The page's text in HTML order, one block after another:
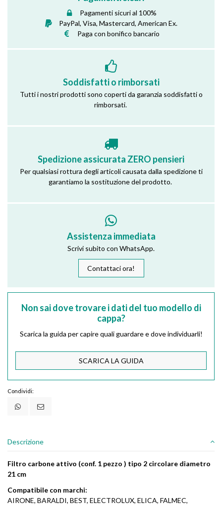
Pagamenti sicuri al 100%
PayPal, Visa, Mastercard, American Ex.
Paga con bonifico bancario
Soddisfatti o rimborsati
Tutti i nostri prodotti sono coperti da garanzia soddisfatti o
rimborsati.
Spedizione assicurata ZERO pensieri
Per qualsiasi rottura degli articoli causata dalla spedizione ti
garantiamo la sostituzione del prodotto.
Assistenza immediata
Scrivi subito con WhatsApp.
Contattaci ora!
Non sai dove trovare i dati del tuo modello di
cappa?
Scarica la guida per capire quali guardare e dove individuarli!
SCARICA LA GUIDA
Condividi:
Descrizione
Filtro carbone attivo (conf. 1 pezzo ) tipo 2 circolare diametro
21 cm
Compatibile con marchi:
AIRONE, BARALDI, BEST, ELECTROLUX, ELICA, FALMEC,